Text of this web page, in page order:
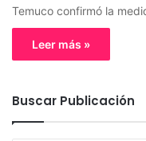
Temuco confirmó la
Leer más »
Buscar Publicación